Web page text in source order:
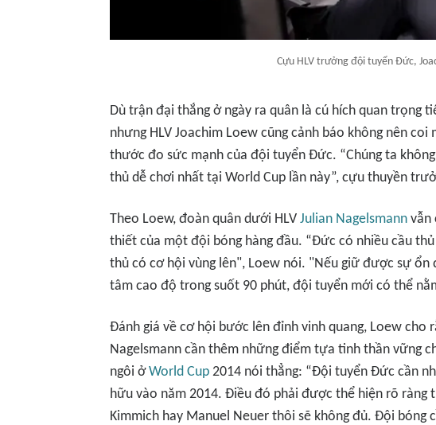
Cựu HLV trưởng đội tuyển Đức,
Dù trận đại thắng ở ngày ra quân là cú hích quan trọng
nhưng HLV Joachim Loew cũng cảnh báo không nên
thước đo sức mạnh của đội tuyển Đức. “Chúng ta
thủ dễ chơi nhất tại World Cup lần này”, cựu thuyền
Theo Loew, đoàn quân dưới HLV Julian Nagelsmann vẫn
thiết của một đội bóng hàng đầu. “Đức có nhiều cầu
thủ có cơ hội vùng lên", Loew nói. "Nếu giữ được sự ổn
tâm cao độ trong suốt 90 phút, đội tuyển mới có thể
Đánh giá về cơ hội bước lên đỉnh vinh quang, Loew cho
Nagelsmann cần thêm những điểm tựa tinh thần vững
ngôi ởWorld Cup 2014 nói thẳng: “Đội tuyển Đức cần
hữu vào năm 2014. Điều đó phải được thể hiện rõ ràng
Kimmich hay Manuel Neuer thôi sẽ không đủ. Đội bóng